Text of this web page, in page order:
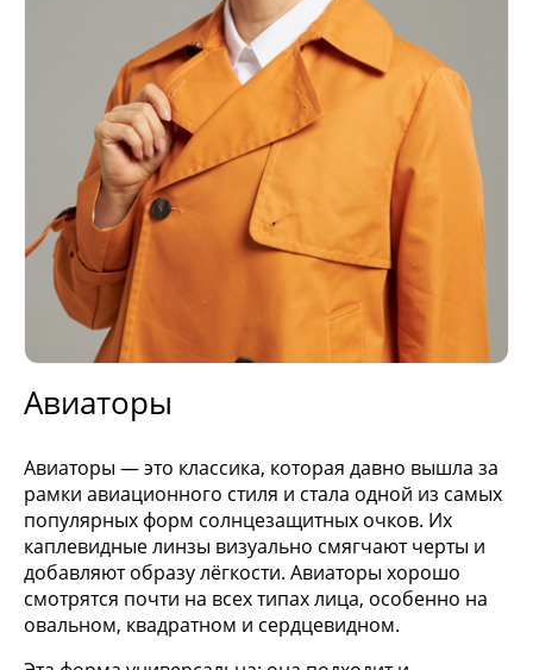
Авиаторы
Авиаторы — это классика, которая давно вышла за
рамки авиационного стиля и стала одной из самых
популярных форм солнцезащитных очков. Их
каплевидные линзы визуально смягчают черты и
добавляют образу лёгкости. Авиаторы хорошо
смотрятся почти на всех типах лица, особенно на
овальном, квадратном и сердцевидном.